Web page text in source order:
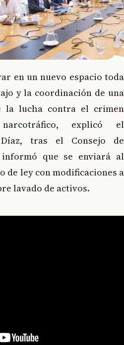
en un nuevo espacio toda
y la coordinación de una
la lucha contra el crimen
explicó el
tras el Consejo de
que se enviará al
de ley con modificaciones a
lavado de activos.